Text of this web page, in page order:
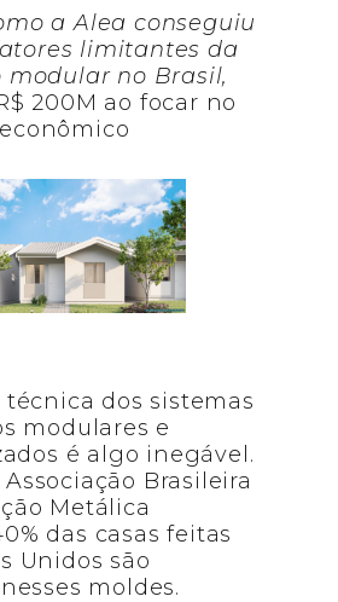
a Alea conseguiu
limitantes da
modular no Brasil,
200M ao focar no
técnica dos sistemas
modulares e
é algo inegável.
Brasileira
Metálica
das casas feitas
Unidos são
moldes.